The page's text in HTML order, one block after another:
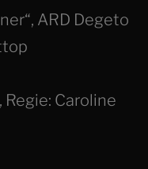
ARD Degeto
Regie: Caroline